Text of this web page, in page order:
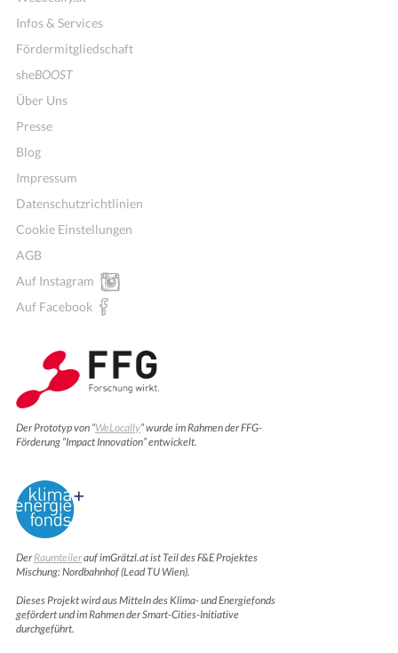
Online Shops
Infos & Services
Fördermitgliedschaft
sheBOOST
Über Uns
Presse
Blog
Impressum
Datenschutzrichtlinien
Cookie Einstellungen
AGB
Auf Instagram
Auf Facebook
Der Prototyp von “WeLocally” wurde im Rahmen der FFG-
Förderung “Impact Innovation” entwickelt.
DerRaumteilerauf imGrätzl.at ist Teil des F&E Projektes
Mischung: Nordbahnhof (Lead TU Wien).
Dieses Projekt wird aus Mitteln des Klima- und Energiefonds
gefördert und im Rahmen der Smart-Cities-Initiative
durchgeführt.